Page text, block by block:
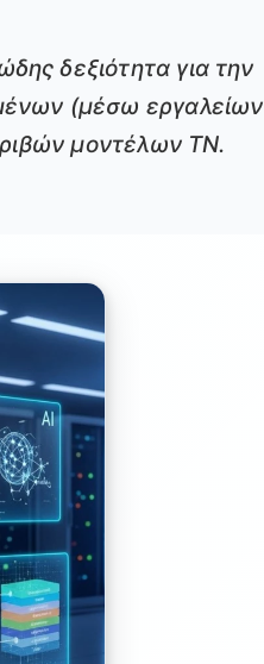
δεξιότητα για την
(μέσω εργαλείων
μοντέλων ΤΝ.